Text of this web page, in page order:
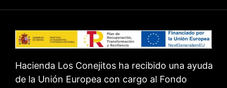
Hacienda Los Conejitos ha recibido una ayuda
de la Unión Europea con cargo al Fondo